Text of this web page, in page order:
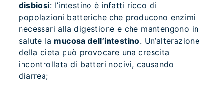
disbiosi: l’intestino è infatti ricco di
popolazioni batteriche che producono enzimi
necessari alla digestione e che mantengono in
salute la mucosa dell’intestino. Un’alterazione
della dieta può provocare una crescita
incontrollata di batteri nocivi, causando
diarrea;